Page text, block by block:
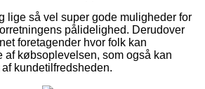
lige så vel super gode muligheder for
pålidelighed. Derudover
foretagender hvor folk kan
af købsoplevelsen, som også kan
kundetilfredsheden.